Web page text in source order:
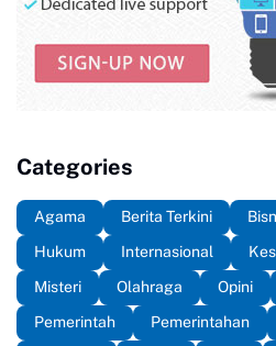
Categories
Agama Berita Terkini
Hukum
Internasional
Misteri
Olahraga Opini
Pemerintah
Pemerintahan